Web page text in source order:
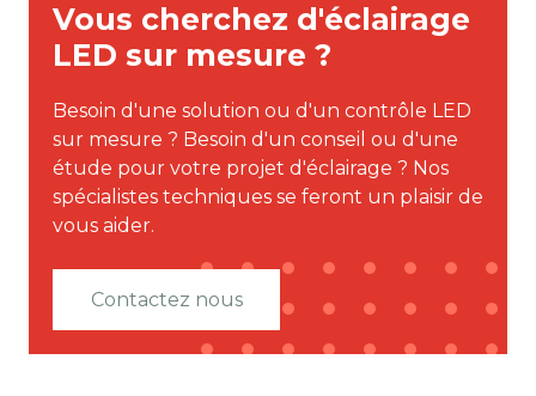
Vous cherchez d'éclairage
LED sur mesure ?
Besoin d'une solution ou d'un contrôle LED
sur mesure ? Besoin d'un conseil ou d'une
étude pour votre projet d'éclairage ? Nos
spécialistes techniques se feront un plaisir de
vous aider.
Contactez nous